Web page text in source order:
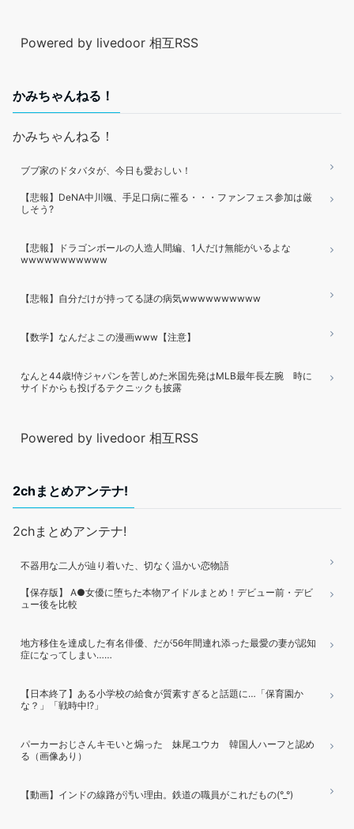
Powered by livedoor 相互RSS
かみちゃんねる！
かみちゃんねる！
ブブ家のドタバタが、今日も愛おしい！
【悲報】DeNA中川颯、手足口病に罹る・・・ファンフェス参加は厳
しそう?
【悲報】ドラゴンボールの人造人間編、1人だけ無能がいるよな
wwwwwwwwwww
【悲報】自分だけが持ってる謎の病気wwwwwwwwww
【数学】なんだよこの漫画www【注意】
なんと44歳!侍ジャパンを苦しめた米国先発はMLB最年長左腕 時に
サイドからも投げるテクニックも披露
Powered by livedoor 相互RSS
2chまとめアンテナ!
2chまとめアンテナ!
不器用な二人が辿り着いた、切なく温かい恋物語
【保存版】 A●女優に堕ちた本物アイドルまとめ！デビュー前・デビ
ュー後を比較
地方移住を達成した有名俳優、だが56年間連れ添った最愛の妻が認知
症になってしまい……
【日本終了】ある小学校の給食が質素すぎると話題に…「保育園か
な？」「戦時中!?」
パーカーおじさんキモいと煽った 妹尾ユウカ 韓国人ハーフと認め
る（画像あり）
【動画】インドの線路が汚い理由。鉄道の職員がこれだもの(°_°)